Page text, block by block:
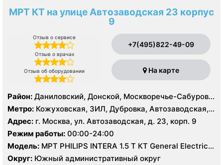
МРТ КТ на улице Автозаводская 23 корпус
9
Отзыв о сервисе
Отзыв о врачах
Отзыв об оборудовании
+7(495)822-49-09
На карте
Район: Даниловский, Донской, Москворечье-Сабурово,
Нагатино-Садовники, Нагатинский Затон, Нагорный
Метро: Кожуховская, ЗИЛ, Дубровка, Автозаводская,
Нагатинская, Технопарк, Тульская, Угрешская
Адрес: г. Москва, ул. Автозаводская, д. 23, корп. 9
Режим работы: 00:00-24:00
Модель: МРТ PHILIPS INTERA 1.5 T КТ General Electric
LIGHT SPEED 64 среза
Округ: Южный административный округ